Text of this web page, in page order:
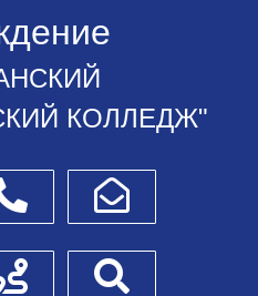
КОЛЛЕДЖ"
ТелефоныНаписать обращение
Схема проезда